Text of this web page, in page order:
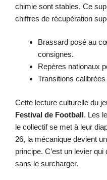
chimie sont stables. Ce
chiffres de récupération
Brassard posé au
consignes.
Repères nationaux
Transitions
Cette lecture culturelle du
Festival de Football. Les
le collectif se met à leur
26, la mécanique devient
principe. C’est un levier qui
sans le surcharger.